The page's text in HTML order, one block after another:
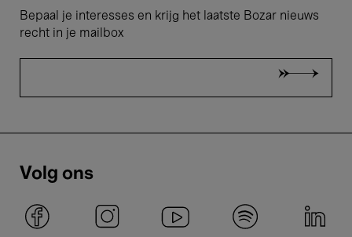
Bepaal je interesses en krijg het laatste Bozar nieuws
recht in je mailbox
Volg ons